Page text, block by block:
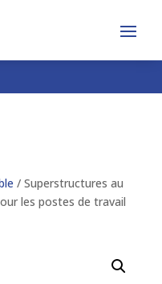
/ Superstructures au
les postes de travail